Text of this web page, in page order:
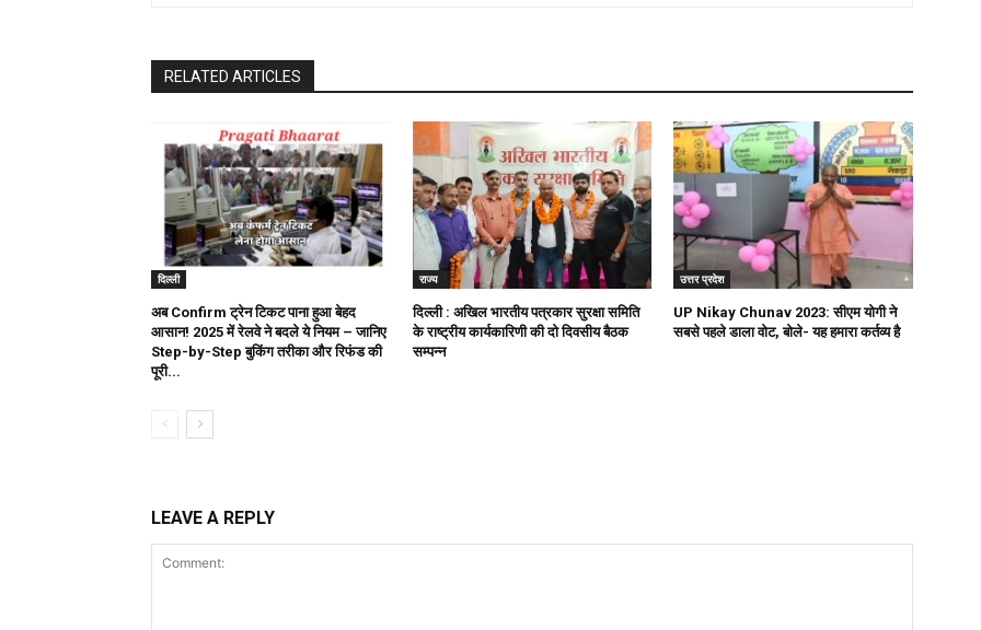
RELATED ARTICLES
दिल्ली
अब Confirm ट्रेन टिकट पाना हुआ बेहद
आसान! 2025 में रेलवे ने बदले ये नियम – जानिए
Step-by-Step बुकिंग तरीका और रिफंड की
पूरी...
राज्य
दिल्ली : अखिल भारतीय पत्रकार सुरक्षा समिति
के राष्ट्रीय कार्यकारिणी की दो दिवसीय बैठक
सम्पन्न
उत्तर प्रदेश
UP Nikay Chunav 2023: सीएम योगी ने
सबसे पहले डाला वोट, बोले- यह हमारा कर्तव्य है
LEAVE A REPLY